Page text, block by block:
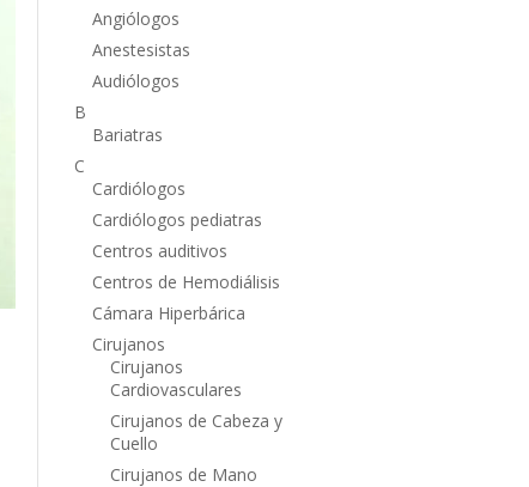
Angiólogos
Anestesistas
Audiólogos
B
Bariatras
C
Cardiólogos
Cardiólogos pediatras
Centros auditivos
Centros de Hemodiálisis
Cámara Hiperbárica
Cirujanos
Cirujanos
Cardiovasculares
Cirujanos de Cabeza y
Cuello
Cirujanos de Mano